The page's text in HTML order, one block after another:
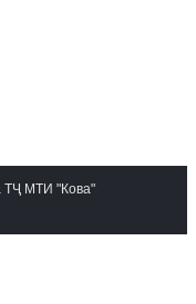
ТҶ МТИ "Кова"